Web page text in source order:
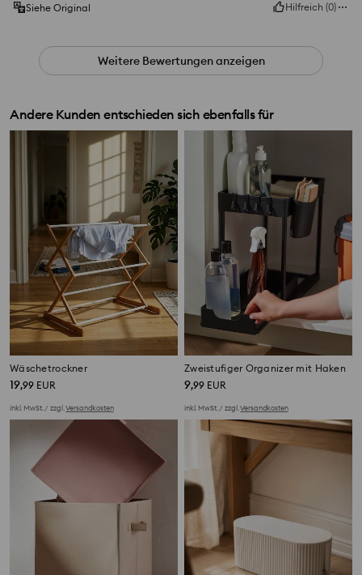
Siehe Original
Hilfreich (0)
Weitere Bewertungen anzeigen
Andere Kunden entschieden sich ebenfalls für
Wäschetrockner
19,99 EUR
inkl. MwSt. / zzgl.Versandkosten
Zweistufiger Organizer mit Haken
9,99 EUR
inkl. MwSt. / zzgl.Versandkosten